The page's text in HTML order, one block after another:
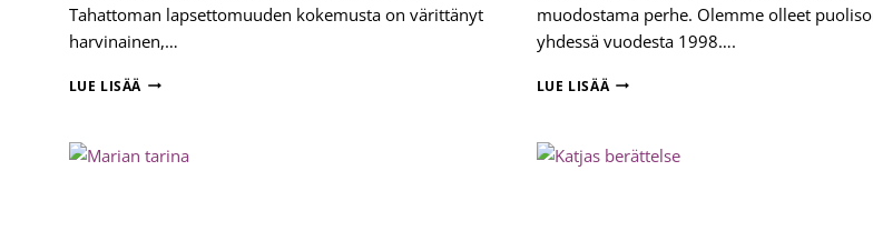
Tahattoman lapsettomuuden kokemusta on värittänyt
harvinainen,…
LUE LISÄÄ ROOSAN
VALOKUVANÄYTTELY
muodostama perhe. Olemme olleet
yhdessä vuodesta 1998….
LUE LISÄÄ MERVIN
VALOKUVANÄYTTELY